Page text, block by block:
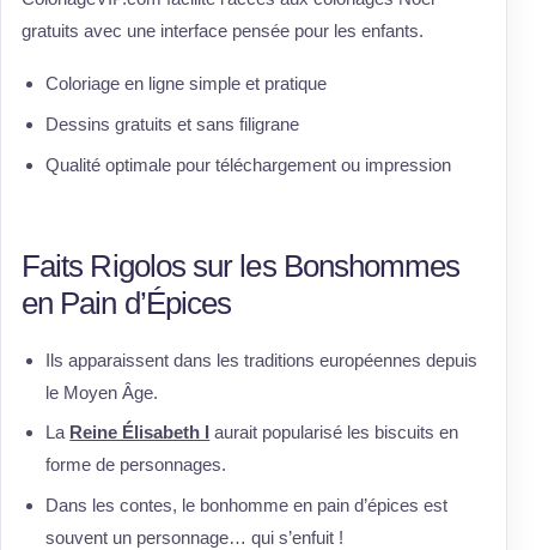
gratuits avec une interface pensée pour les enfants.
Coloriage en ligne simple et pratique
Dessins gratuits et sans filigrane
Qualité optimale pour téléchargement ou impression
Faits Rigolos sur les Bonshommes
en Pain d’Épices
Ils apparaissent dans les traditions européennes depuis
le Moyen Âge.
La Reine Élisabeth I aurait popularisé les biscuits en
forme de personnages.
Dans les contes, le bonhomme en pain d’épices est
souvent un personnage… qui s’enfuit !